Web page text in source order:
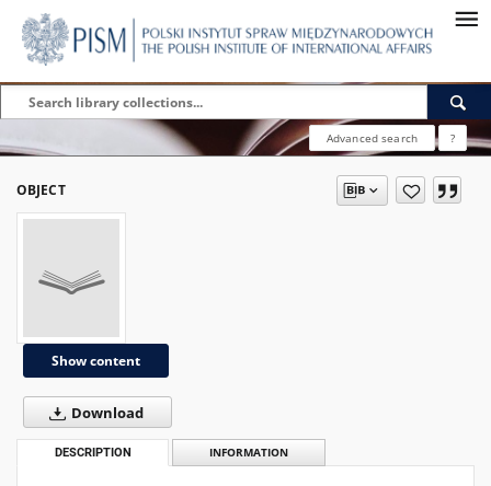
Advanced search ?
OBJECT
Show content
Download
DESCRIPTION INFORMATION